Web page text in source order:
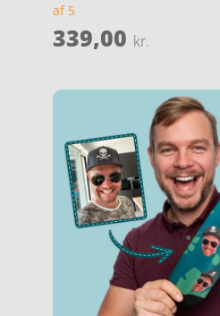
af 5
339,00 kr.